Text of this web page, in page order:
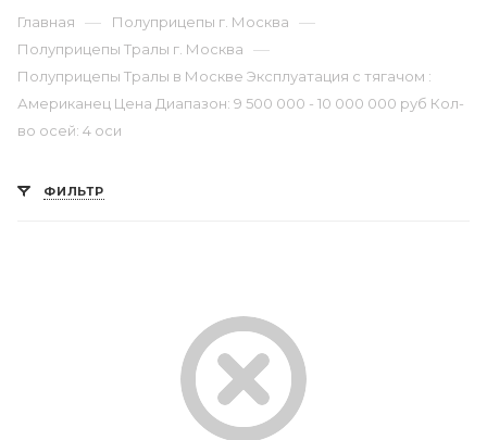
Главная — Полуприцепы г. Москва —
Полуприцепы Тралы г. Москва —
Полуприцепы Тралы в Москве Эксплуатация с тягачом :
Американец Цена Диапазон: 9 500 000 - 10 000 000 руб Кол-
во осей: 4 оси
ФИЛЬТР